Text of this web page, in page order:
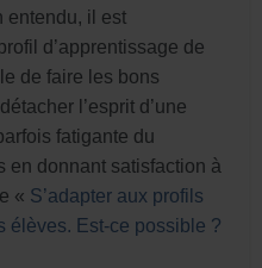
entendu, il est
d’apprentissage de
de faire les bons
l’esprit d’une
fatigante du
en donnant satisfaction à
« S’adapter aux profils
élèves. Est-ce possible ?